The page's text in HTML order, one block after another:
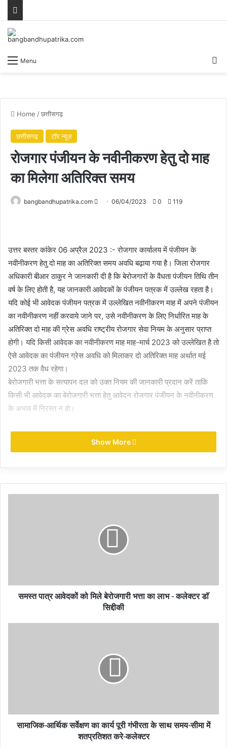
Menu
Home /छत्तीसगढ़
छत्तीसगढ़ टॉप न्यूज़
रोजगार पंजीयन के नवीनीकरण हेतु दो माह
का मिलेगा अतिरिक्त समय
bangbandhupatrika.com
Send06/04/2023 0 119
उत्तर बस्तर कांकेर 06 अप्रैल 2023 :- रोजगार कार्यालय में पंजीयन के
नवीनीकरण हेतु दो माह का अतिरिक्त समय अवधि बढ़ाया गया है। जिला रोजगार
अधिकारी बीआर ठाकुर ने जानकारी दी है कि बेरोजगारों के वैधता पंजीयन तिथि तीन
वर्ष के लिए होती है, यह जानकारी आवेदकों के पंजीयन पत्रक में उल्लेख रहता है।
यदि कोई भी आवेदक पंजीयन पत्रक में उल्लेखित नवीनीकरण माह में अपने पंजीयन
का नवीनीकरण नहीं करवाये जाने पर, उसे नवीनीकरण के लिए निर्धारित माह के
अतिरिक्त दो माह की ग्रेस अवधि राष्ट्रीय रोजगार सेवा नियम के अनुसार प्राप्त
होगी। यदि किसी आवेदक का नवीनीकरण माह माह-मार्च 2023 को उल्लेखित है तो
ऐसे आवेदक का पंजीयन ग्रेस अवधि को मिलाकर दो अतिरिक्त माह अर्थात मई
2023 तक वैध रहेगा।
बेरोजगारी भत्ता के सत्यापन दल को उक्त नियम की जानकारी प्रदान करें ताकि
किसी भी आवेदक का बेरोजगारी भत्ता हेतु आवेदन रोजगार पंजीयन के नवीनीकरण
के अभाव में निरस्त न हो।
Two months for renewal of employment
registration will get extra time
समय
Show More
समस्त पात्र आवेदकों को मिले बेरोजगारी भत्ता का लाभ - कलेक्टर डाॅ
सिद्दीकी
सामाजिक-आर्थिक सर्वेक्षण का कार्य पूरी गंभीरता के साथ समय-सीमा में
शतप्रतिशत करे-कलेक्टर